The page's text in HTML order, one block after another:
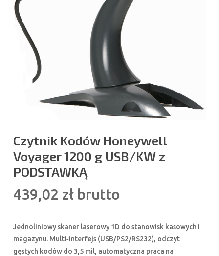
Czytnik Kodów Honeywell
Voyager 1200 g USB/KW z
PODSTAWKĄ
439,02 zł brutto
Jednoliniowy skaner laserowy 1D do stanowisk kasowych i
magazynu. Multi‑interfejs (USB/PS2/RS232), odczyt
gęstych kodów do 3,5 mil, automatyczna praca na